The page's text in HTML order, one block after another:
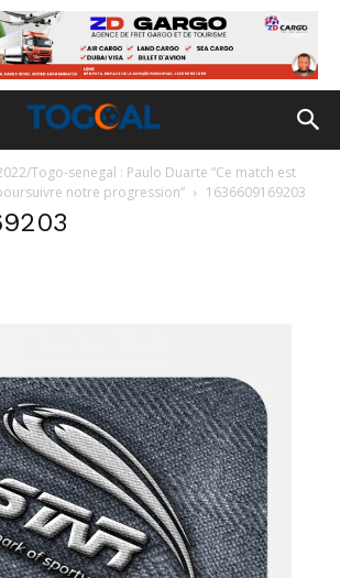
Togo-senegal : Paulo Duarte “Ce match est
notre progression”
1636609169203